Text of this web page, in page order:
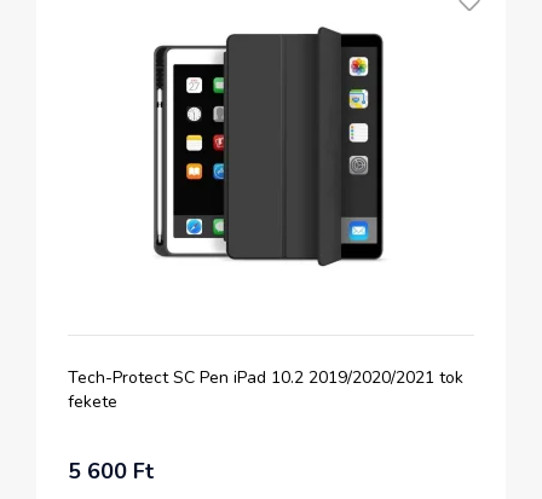
Tech-Protect SC Pen iPad 10.2 2019/2020/2021 tok
fekete
5 600 Ft